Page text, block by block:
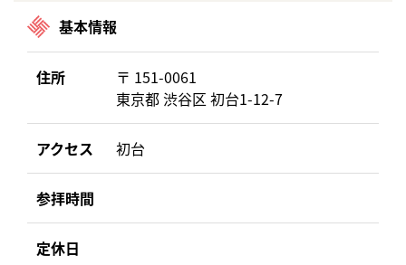
基本情報
住所
〒 151-0061
東京都 渋谷区 初台1-12-7
アクセス 初台
参拝時間
定休日